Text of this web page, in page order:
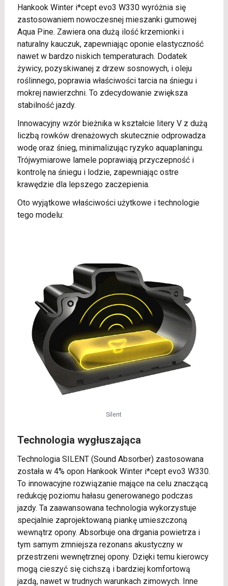
Hankook Winter i*cept evo3 W330 wyróżnia się
zastosowaniem nowoczesnej mieszanki gumowej
Aqua Pine. Zawiera ona dużą ilość krzemionki i
naturalny kauczuk, zapewniając oponie elastyczność
nawet w bardzo niskich temperaturach. Dodatek
żywicy, pozyskiwanej z drzew sosnowych, i oleju
roślinnego, poprawia właściwości tarcia na śniegu i
mokrej nawierzchni. To zdecydowanie zwiększa
stabilność jazdy.
Innowacyjny wzór bieżnika w kształcie litery V z dużą
liczbą rowków drenażowych skutecznie odprowadza
wodę oraz śnieg, minimalizując ryzyko aquaplaningu.
Trójwymiarowe lamele poprawiają przyczepność i
kontrolę na śniegu i lodzie, zapewniając ostre
krawędzie dla lepszego zaczepienia.
Oto wyjątkowe właściwości użytkowe i technologie
tego modelu:
Silent
Technologia wygłuszająca
Technologia SILENT (Sound Absorber) zastosowana
została w 4% opon Hankook Winter i*cept evo3 W330.
To innowacyjne rozwiązanie mające na celu znaczącą
redukcję poziomu hałasu generowanego podczas
jazdy. Ta zaawansowana technologia wykorzystuje
specjalnie zaprojektowaną piankę umieszczoną
wewnątrz opony. Absorbuje ona drgania powietrza i
tym samym zmniejsza rezonans akustyczny w
przestrzeni wewnętrznej opony. Dzięki temu kierowcy
mogą cieszyć się cichszą i bardziej komfortową
jazdą, nawet w trudnych warunkach zimowych. Inne